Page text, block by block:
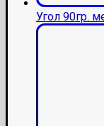
Угол 90гр.